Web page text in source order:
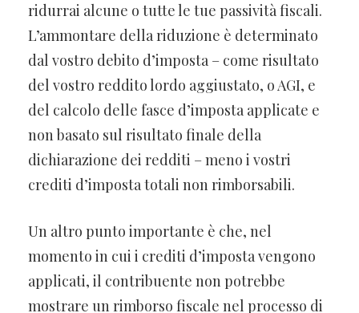
ridurrai alcune o tutte le tue passività fiscali.
L’ammontare della riduzione è determinato
dal vostro debito d’imposta – come risultato
del vostro reddito lordo aggiustato, o AGI, e
del calcolo delle fasce d’imposta applicate e
non basato sul risultato finale della
dichiarazione dei redditi – meno i vostri
crediti d’imposta totali non rimborsabili.
Un altro punto importante è che, nel
momento in cui i crediti d’imposta vengono
applicati, il contribuente non potrebbe
mostrare un rimborso fiscale nel processo di